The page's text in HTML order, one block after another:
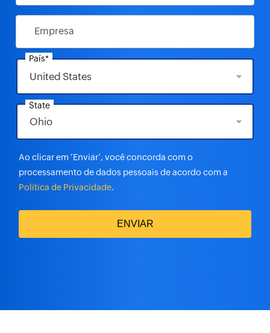
Empresa
País*
State
Ao clicar em ‘Enviar’, você concorda com o
processamento de dados pessoais de acordo com a
Política de Privacidade.
ENVIAR